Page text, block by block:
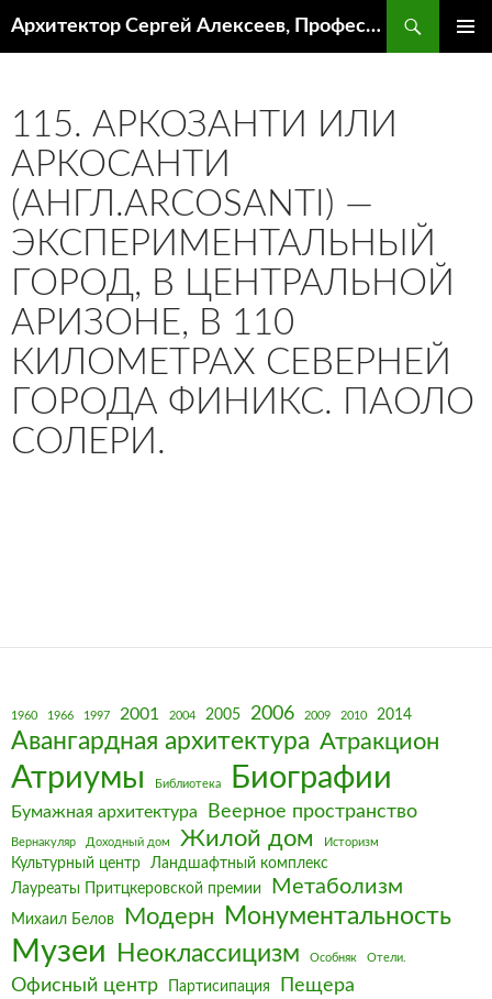
Архитектор Сергей Алексеев, Профессор кафедры ИА и АР ААИ ЮФУ
115. АРКОЗАНТИ ИЛИ
АРКОСАНТИ
(АНГЛ.ARCOSANTI) —
ЭКСПЕРИМЕНТАЛЬНЫЙ
ГОРОД, В ЦЕНТРАЛЬНОЙ
АРИЗОНЕ, В 110
КИЛОМЕТРАХ СЕВЕРНЕЙ
ГОРОДА ФИНИКС. ПАОЛО
СОЛЕРИ.
1960 1966 1997 2001 2004 2005 2006 2009 2010 2014
Авангардная архитектура Атракцион
Атриумы Библиотека Биографии
Бумажная архитектура Веерное пространство
Вернакуляр Доходный дом Жилой дом Историзм
Культурный центр
Ландшафтный комплекс
Лауреаты Притцкеровской премии
Метаболизм
Михаил Белов Модерн Монументальность
Музеи Неоклассицизм Особняк Отели.
Офисный центр Партисипация
Пещера